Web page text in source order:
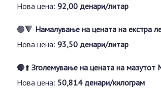
Нова цена: 92,00 денари/литар
🟢🔻 Намалување на цената на екстра
Нова цена: 93,50 денари/литар
🔴⬆️ Зголемување на цената на
Нова цена: 50,814 денари/килограм